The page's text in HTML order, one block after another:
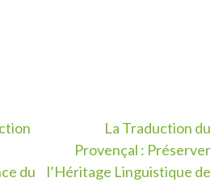
du
La Traduction du
Provençal : Préserver
l’Héritage Linguistique de